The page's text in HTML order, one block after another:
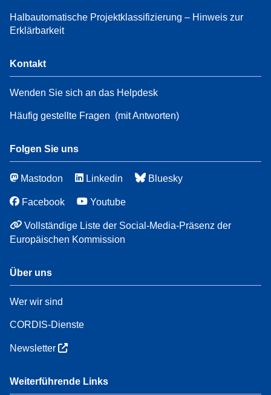
Halbautomatische Projektklassifizierung – Hinweis zur
Erklärbarkeit
Kontakt
Wenden Sie sich an das Helpdesk
Häufig gestellte Fragen (mit Antworten)
Folgen Sie uns
Mastodon Linkedin Bluesky
Facebook Youtube
Vollständige Liste der Social-Media-Präsenz der
Europäischen Kommission
Über uns
Wer wir sind
CORDIS-Dienste
Newsletter
Weiterführende Links